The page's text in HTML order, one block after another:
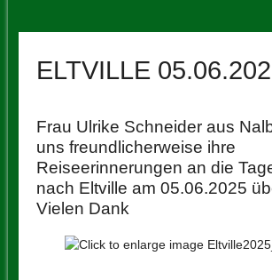
ELTVILLE
Frau Ulrike Schneider aus
uns freundlicherweise ihre
Reiseerinnerungen an die
nach Eltville am 05.06.2025
Vielen Dank